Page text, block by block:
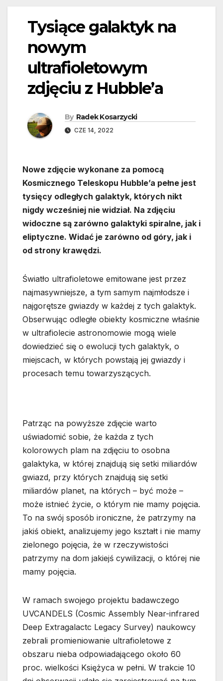
Tysiące galaktyk na
nowym
ultrafioletowym
zdjęciu z Hubble’a
By Radek Kosarzycki
CZE 14, 2022
Nowe zdjęcie wykonane za pomocą
Kosmicznego Teleskopu Hubble’a pełne jest
tysięcy odległych galaktyk, których nikt
nigdy wcześniej nie widział. Na zdjęciu
widoczne są zarówno galaktyki spiralne, jak i
eliptyczne. Widać je zarówno od góry, jak i
od strony krawędzi.
Światło ultrafioletowe emitowane jest przez
najmasywniejsze, a tym samym najmłodsze i
najgorętsze gwiazdy w każdej z tych galaktyk.
Obserwując odległe obiekty kosmiczne właśnie
w ultrafiolecie astronomowie mogą wiele
dowiedzieć się o ewolucji tych galaktyk, o
miejscach, w których powstają jej gwiazdy i
procesach temu towarzyszących.
Patrząc na powyższe zdjęcie warto
uświadomić sobie, że każda z tych
kolorowych plam na zdjęciu to osobna
galaktyka, w której znajdują się setki miliardów
gwiazd, przy których znajdują się setki
miliardów planet, na których – być może –
może istnieć życie, o którym nie mamy pojęcia.
To na swój sposób ironiczne, że patrzymy na
jakiś obiekt, analizujemy jego kształt i nie mamy
zielonego pojęcia, że w rzeczywistości
patrzymy na dom jakiejś cywilizacji, o której nie
mamy pojęcia.
W ramach swojego projektu badawczego
UVCANDELS (Cosmic Assembly Near-infrared
Deep Extragalactc Legacy Survey) naukowcy
zebrali promieniowanie ultrafioletowe z
obszaru nieba odpowiadającego około 60
proc. wielkości Księżyca w pełni. W trakcie 10